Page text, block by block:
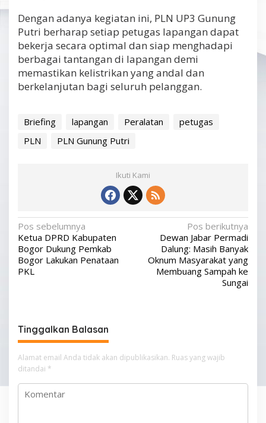
Dengan adanya kegiatan ini, PLN UP3 Gunung
Putri berharap setiap petugas lapangan dapat
bekerja secara optimal dan siap menghadapi
berbagai tantangan di lapangan demi
memastikan kelistrikan yang andal dan
berkelanjutan bagi seluruh pelanggan.
Briefing lapangan Peralatan
petugas
PLN
PLN Gunung Putri
Ikuti Kami
N
a
v
i
s
i
p
o
s
Pos sebelumnya
Ketua DPRD Kabupaten
Bogor Dukung Pemkab
Bogor Lakukan Penataan
PKL
Pos berikutnya
Dewan Jabar Permadi
Dalung: Masih Banyak
Oknum Masyarakat yang
Membuang Sampah ke
Sungai
Tinggalkan Balasan
Alamat email Anda tidak akan dipublikasikan. Ruas yang wajib
ditandai *